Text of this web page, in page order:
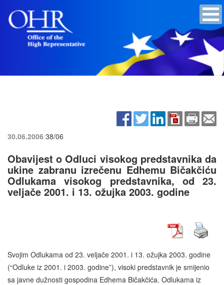
30.06.2006 38/06
Obavijest o Odluci visokog predstavnika da
ukine zabranu izrečenu Edhemu Bičakčiću
Odlukama visokog predstavnika, od 23.
veljače 2001. i 13. ožujka 2003. godine
Svojim Odlukama od 23. veljače 2001. i 13. ožujka 2003. godine
(“Odluke iz 2001. i 2003. godine”), visoki predstavnik je smijenio
sa javne dužnosti gospodina Edhema Bičakčića. Odlukama iz